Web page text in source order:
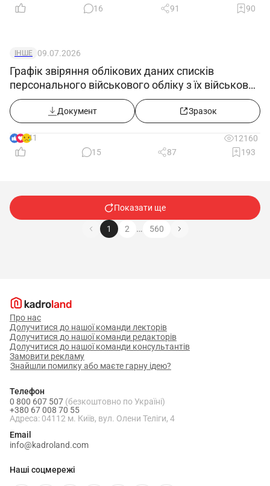
16
91 90
ІНШЕ 09.07.2026
Графік звіряння облікових даних списків
персонального військового обліку з їх військово-
обліковими документами
Документ Зразок
41
12160
15
87 193
Показати ще
1 2 … 560
Про нас
Долучитися до нашої команди лекторів
Долучитися до нашої команди редакторів
Долучитися до нашої команди консультантів
Замовити рекламу
Знайшли помилку або маєте гарну ідею?
Телефон
0 800 607 507 (безкоштовно по Україні)
+380 67 008 70 55
Адреса: 04112 м. Київ, вул. Олени Теліги, 4
Email
info@kadroland.com
Наші соцмережі